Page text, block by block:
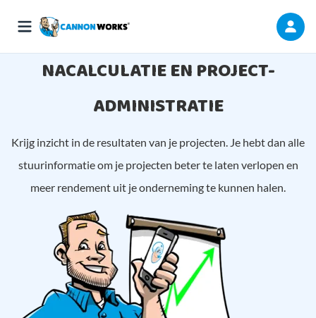
NACALCULATIE EN PROJECT-
ADMINISTRATIE
Krijg inzicht in de resultaten van je projecten. Je hebt dan alle
stuurinformatie om je projecten beter te laten verlopen en
meer rendement uit je onderneming te kunnen halen.